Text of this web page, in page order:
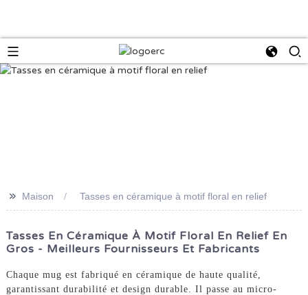
>> Maison Tasses en céramique à motif floral en relief
Tasses En Céramique À Motif Floral En Relief En
Gros - Meilleurs Fournisseurs Et Fabricants
Chaque mug est fabriqué en céramique de haute qualité,
garantissant durabilité et design durable. Il passe au micro-